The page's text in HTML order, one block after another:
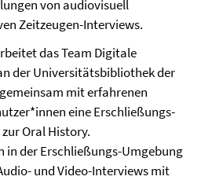
von audiovisuell
Zeitzeugen-Interviews.
das Team Digitale
der Universitätsbibliothek der
mit erfahrenen
eine Erschließungs-
Oral History.
in der Erschließungs-Umgebung
und Video-Interviews mit